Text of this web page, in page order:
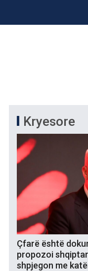
Kryesore
Çfarë është
propozoi
shpjegon me